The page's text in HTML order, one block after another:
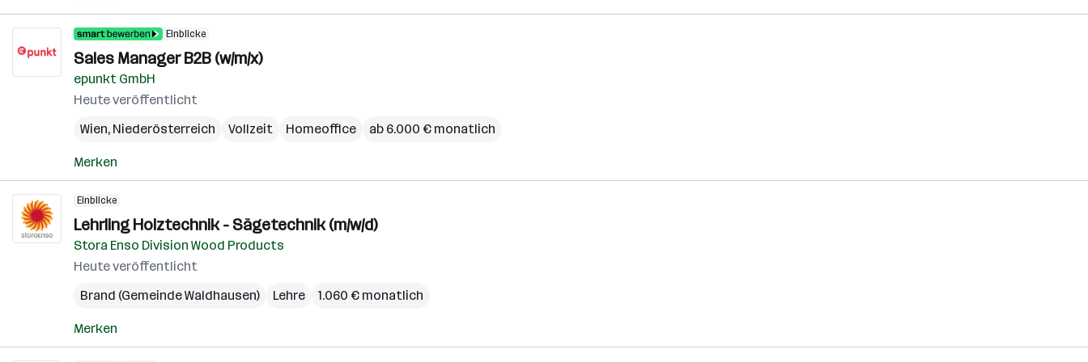
Einblicke
Sales Manager B2B (w/m/x)
epunkt GmbH
Heute veröffentlicht
Wien, Niederösterreich Vollzeit Homeoffice ab 6.000 € monatlich
Merken
Einblicke
Lehrling Holztechnik - Sägetechnik (m/w/d)
Stora Enso Division Wood Products
Heute veröffentlicht
Brand (Gemeinde Waldhausen)
Lehre 1.060 € monatlich
Merken